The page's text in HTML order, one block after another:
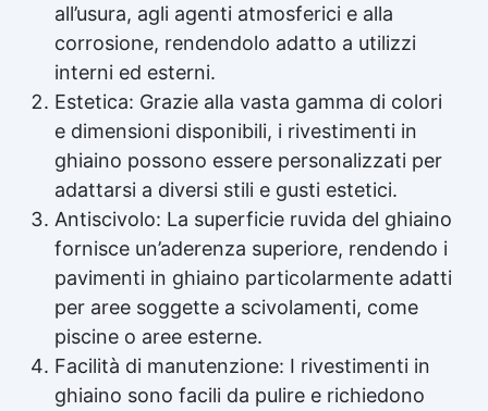
all’usura, agli agenti atmosferici e alla
corrosione, rendendolo adatto a utilizzi
interni ed esterni.
Estetica: Grazie alla vasta gamma di colori
e dimensioni disponibili, i rivestimenti in
ghiaino possono essere personalizzati per
adattarsi a diversi stili e gusti estetici.
Antiscivolo: La superficie ruvida del ghiaino
fornisce un’aderenza superiore, rendendo i
pavimenti in ghiaino particolarmente adatti
per aree soggette a scivolamenti, come
piscine o aree esterne.
Facilità di manutenzione: I rivestimenti in
ghiaino sono facili da pulire e richiedono